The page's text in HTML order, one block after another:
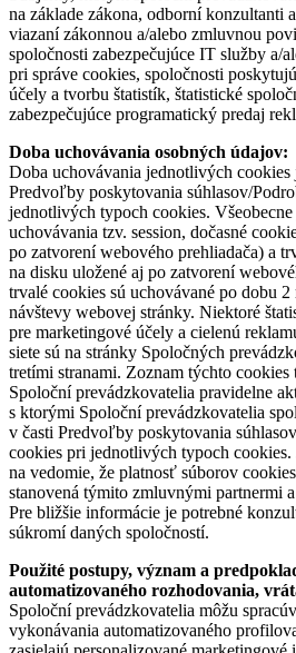
na základe zákona, odborní konzultanti
viazaní zákonnou a/alebo zmluvnou
spoločnosti zabezpečujúce IT služby a/
pri správe cookies, spoločnosti
účely a tvorbu štatistík, štatistické
zabezpečujúce programatický predaj
Doba uchovávania osobných údajov:
Doba uchovávania jednotlivých cookies
Predvoľby poskytovania súhlasov/
jednotlivých typoch cookies. Všeobecne
uchovávania tzv. session, dočasné
po zatvorení webového prehliadača) a
na disku uložené aj po zatvorení
trvalé cookies sú uchovávané po dobu
návštevy webovej stránky. Niektoré
pre marketingové účely a cielenú
siete sú na stránky Spoločných
tretími stranami. Zoznam týchto cookies
Spoloční prevádzkovatelia pravidelne
s ktorými Spoloční prevádzkovatelia
v časti Predvoľby poskytovania
cookies pri jednotlivých typoch cookies.
na vedomie, že platnosť súborov
stanovená týmito zmluvnými partnermi
Pre bližšie informácie je potrebné
súkromí daných spoločností.
Použité postupy, význam a
automatizovaného rozhodovania,
Spoloční prevádzkovatelia môžu
vykonávania automatizovaného